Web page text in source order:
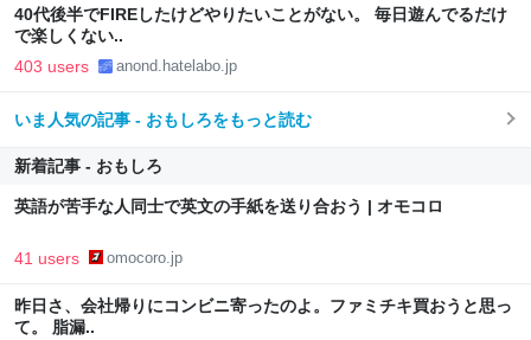
40代後半でFIREしたけどやりたいことがない。 毎日遊んでるだけ
で楽しくない..
403 users anond.hatelabo.jp
いま人気の記事 - おもしろをもっと読む
新着記事 - おもしろ
英語が苦手な人同士で英文の手紙を送り合おう | オモコロ
41 users omocoro.jp
昨日さ、会社帰りにコンビニ寄ったのよ。ファミチキ買おうと思っ
て。 脂漏..